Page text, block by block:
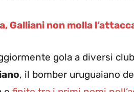
Galliani non molla
gola a diversi
, il bomber uruguaiano